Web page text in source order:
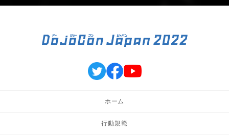
ホーム
行動規範